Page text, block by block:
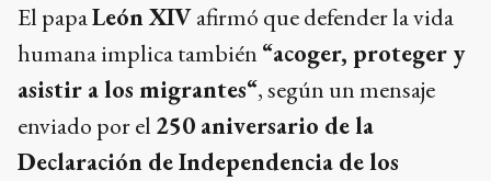
El papaLeón XIVafirmó que defender la vida
humana implica también “acoger, proteger y
asistir a los migrantes“, según un mensaje
enviado por el 250 aniversario de la
Declaración de Independencia de los